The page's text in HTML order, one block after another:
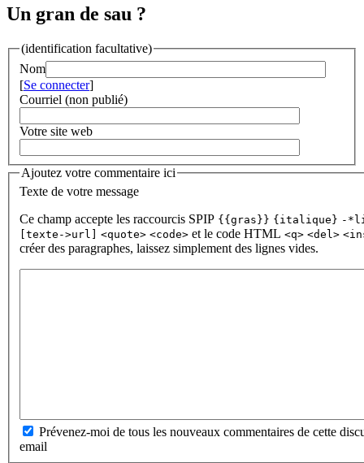
Un gran de sau ?
(identification facultative)
Nom
[Se connecter]
Courriel (non publié)
Votre site web
Ajoutez votre commentaire ici
Texte de votre message
Ce champ accepte les raccourcis SPIP {{gras}} {italique} -
[texte->url]
<quote> <code> et le code HTML <q> <del>
créer des paragraphes, laissez simplement des lignes vides.
Prévenez-moi de tous les nouveaux commentaires de cette
email